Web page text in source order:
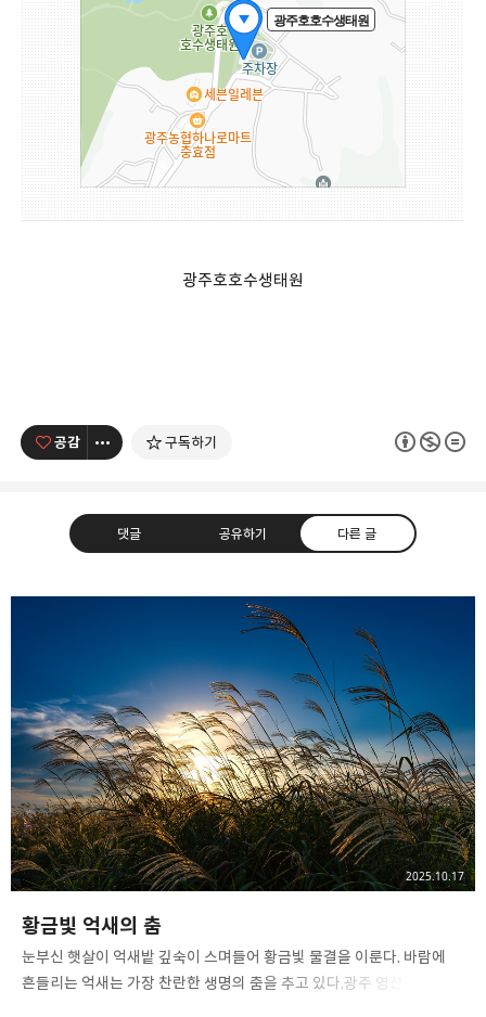
광주호호수생태원
공감 구독하기
댓글 공유하기 다른 글
사진 속의 또 다른 나
사진, 음악, 영화, 컴퓨터, IT
구독하기
카카오톡 라인 트위터
밴드 네이버 블로그 Pocket
황금빛 억새의 춤
2025.10.17
​눈부신 햇살이 억새밭 깊숙이 스며들어 황금빛 물결을 이룬다. 바람에
흔들리는 억새는 가장 찬란한 생명의 춤을 추고 있다.​광주 영산강변